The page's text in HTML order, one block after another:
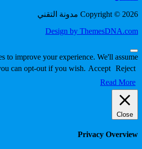
Copyright © 2026 مدونة التقني
Design by ThemesDNA.com
Scroll
to
Top
to improve your experience. We'll assume
can opt-out if you wish. Accept Reject
Read More
Close
Privacy Overview